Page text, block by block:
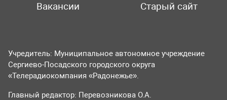
Вакансии
Старый сайт
Учредитель: Муниципальное автономное учреждение
Сергиево-Посадского городского округа
«Телерадиокомпания «Радонежье».
Главный редактор: Перевозникова О.А.